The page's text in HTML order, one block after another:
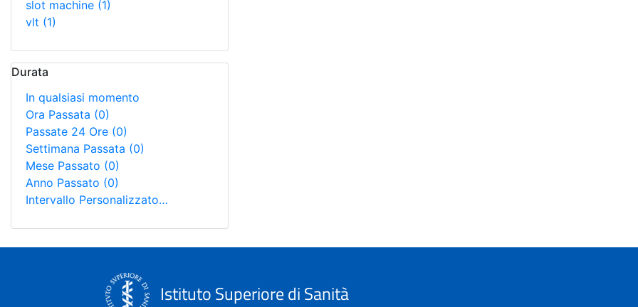
slot machine (1)
vlt (1)
Durata
In qualsiasi momento
Ora Passata (0)
Passate 24 Ore (0)
Settimana Passata (0)
Mese Passato (0)
Anno Passato (0)
Intervallo Personalizzato…
Istituto Superiore di Sanità